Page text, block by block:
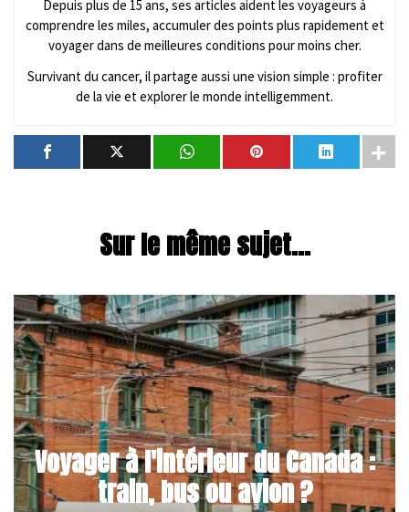
Depuis plus de 15 ans, ses articles aident les voyageurs à
comprendre les miles, accumuler des points plus rapidement et
voyager dans de meilleures conditions pour moins cher.
Survivant du cancer, il partage aussi une vision simple : profiter
de la vie et explorer le monde intelligemment.
Sur le même sujet...
Voyager à l'intérieur du Canada :
train, bus ou avion ?